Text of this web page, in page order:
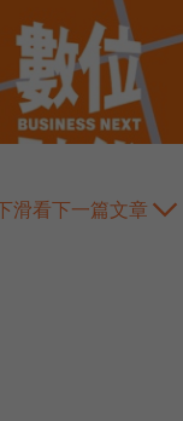
滑看下一篇文章